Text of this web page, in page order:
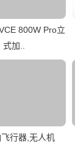
800W Pro立
式加..
行器,无人机